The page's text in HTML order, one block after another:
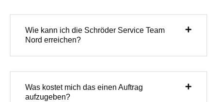
Wie kann ich die Schröder Service Team
Nord erreichen?
Was kostet mich das einen Auftrag
aufzugeben?